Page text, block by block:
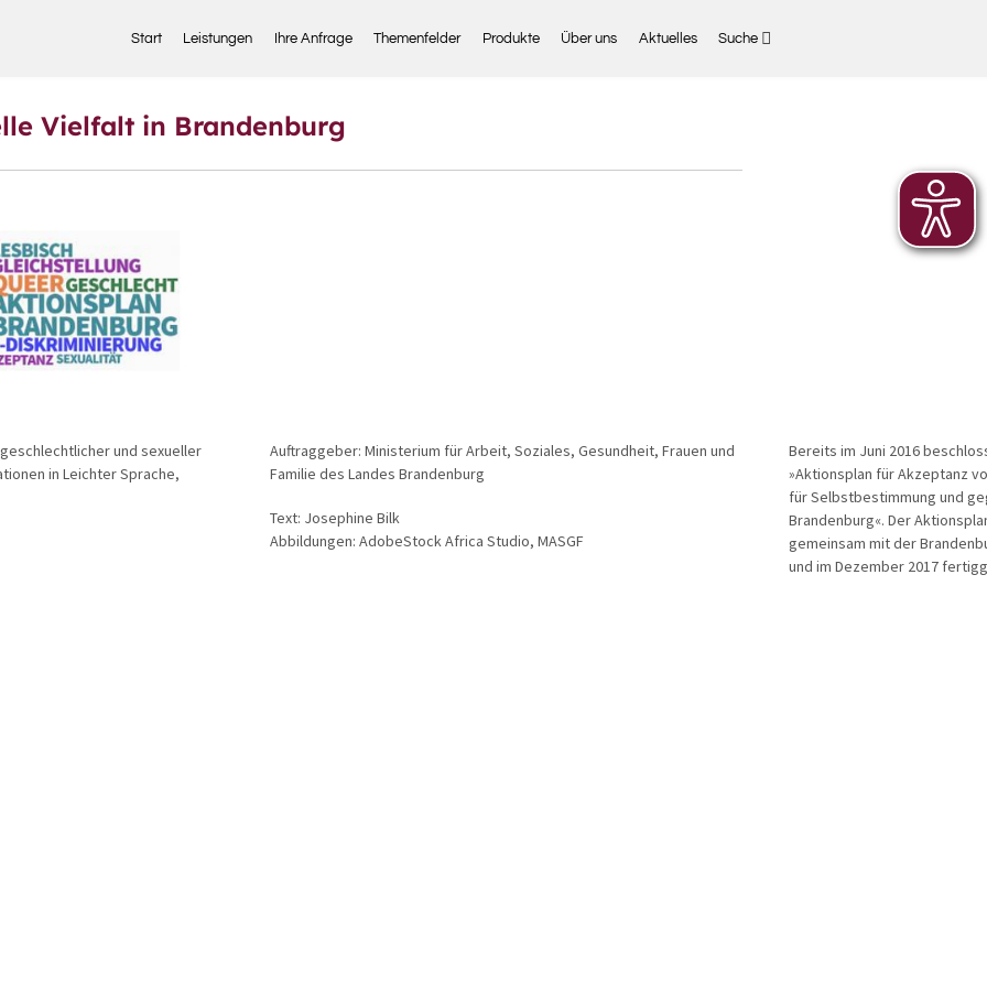
Start Leistungen Ihre Anfrage Themenfelder Produkte Über uns Aktuelles Suche
Vielfalt in Brandenburg
und sexueller
in Leichter Sprache,
Auftraggeber: Ministerium für Arbeit, Soziales, Gesundheit, Frauen und
Familie des Landes Brandenburg
Text: Josephine Bilk
Abbildungen: AdobeStock Africa Studio, MASGF
Bereits im Juni 2016
»Aktionsplan für Akzeptanz
für Selbstbestimmung und
Brandenburg«. Der
gemeinsam mit der
und im Dezember 2017